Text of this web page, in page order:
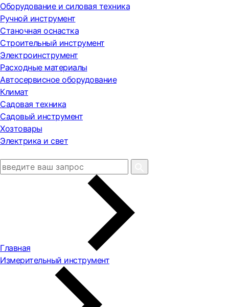
Оборудование и силовая техника
Ручной инструмент
Станочная оснастка
Строительный инструмент
Электроинструмент
Расходные материалы
Автосервисное оборудование
Климат
Садовая техника
Садовый инструмент
Хозтовары
Электрика и свет
Главная
Измерительный инструмент